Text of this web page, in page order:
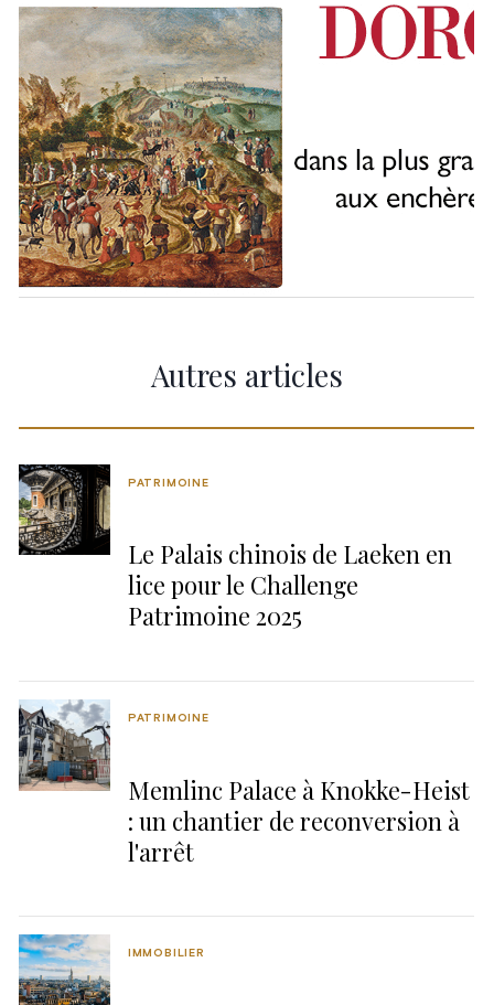
Autres articles
Le Palais chinois de Laeken en
lice pour le Challenge
Patrimoine 2025
PATRIMOINE
Memlinc Palace à Knokke-Heist
: un chantier de reconversion à
l'arrêt
PATRIMOINE
IMMOBILIER